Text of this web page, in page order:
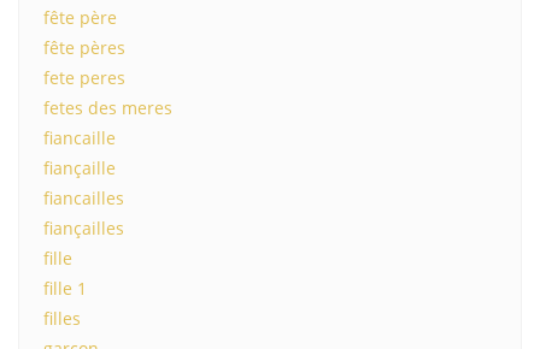
fête père
fête pères
fete peres
fetes des meres
fiancaille
fiançaille
fiancailles
fiançailles
fille
fille 1
filles